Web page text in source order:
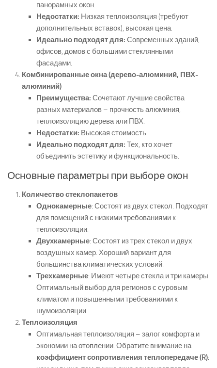
панорамных окон.
Недостатки: Низкая теплоизоляция (требуют
дополнительных вставок), высокая цена.
Идеально подходят для: Современных зданий,
офисов, домов с большими стеклянными
фасадами.
Комбинированные окна (дерево-алюминий, ПВХ-
алюминий)
Преимущества: Сочетают лучшие свойства
разных материалов – прочность алюминия,
теплоизоляцию дерева или ПВХ.
Недостатки: Высокая стоимость.
Идеально подходят для: Тех, кто хочет
объединить эстетику и функциональность.
Основные параметры при выборе окон
Количество стеклопакетов
Однокамерные: Состоят из двух стекол. Подходят
для помещений с низкими требованиями к
теплоизоляции.
Двухкамерные: Состоят из трех стекол и двух
воздушных камер. Хороший вариант для
большинства климатических условий.
Трехкамерные: Имеют четыре стекла и три камеры.
Оптимальный выбор для регионов с суровым
климатом и повышенными требованиями к
шумоизоляции.
Теплоизоляция
Оптимальная теплоизоляция – залог комфорта и
экономии на отоплении. Обратите внимание на
коэффициент сопротивления теплопередаче (R):